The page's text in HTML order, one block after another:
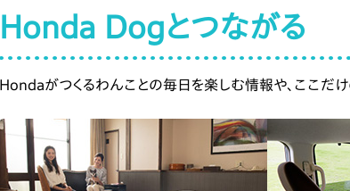
施設からのコメント
日替わりランチ
Honda Dogとつながる
Hondaがつくるわんことの毎日を楽しむ情報や、ここだけ